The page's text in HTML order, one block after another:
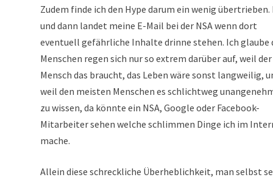
Zudem finde ich den Hype darum ein wenig übertrieben.
und dann landet meine E-Mail bei der NSA wenn dort
eventuell gefährliche Inhalte drinne stehen. Ich glaube
Menschen regen sich nur so extrem darüber auf, weil der
Mensch das braucht, das Leben wäre sonst langweilig,
weil den meisten Menschen es schlichtweg
zu wissen, da könnte ein NSA, Google oder Facebook-
Mitarbeiter sehen welche schlimmen Dinge ich im
mache.
Allein diese schreckliche Überheblichkeit, man selbst